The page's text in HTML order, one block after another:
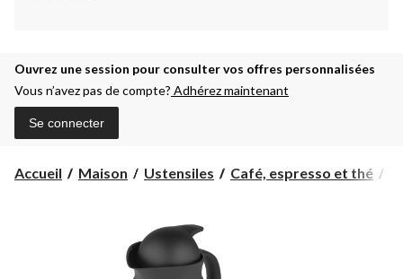
Ouvrez une session pour consulter vos offres personnalisées
Vous n’avez pas de compte? Adhérez maintenant
Se connecter
Accueil Maison Ustensiles Café, espresso et thé